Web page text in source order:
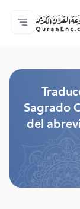
Página
Índice
Audio
Sobre
Idioma
Sagrado
del